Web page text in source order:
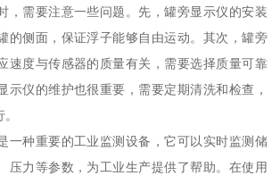
，需要注意一些问题。先，罐旁显示仪的安装
的侧面，保证浮子能够自由运动。其次，罐旁
速度与传感器的质量有关，需要选择质量可靠
示仪的维护也很重要，需要定期清洗和检查，
一种重要的工业监测设备，它可以实时监测储
压力等参数，为工业生产提供了帮助。在使用